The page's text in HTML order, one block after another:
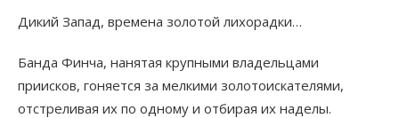
Дикий Запад, времена золотой лихорадки…
Банда Финча, нанятая крупными владельцами
приисков, гоняется за мелкими золотоискателями,
отстреливая их по одному и отбирая их наделы.